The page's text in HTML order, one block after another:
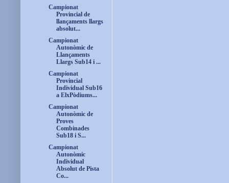
Campionat
Provincial de
llançaments llargs
absolut...
Campionat
Autonòmic de
Llançaments
Llargs Sub14 i ...
Campionat
Provincial
Individual Sub16
a ElxPòdiums...
Campionat
Autonòmic de
Proves
Combinades
Sub18 i S...
Campionat
Autonòmic
Individual
Absolut de Pista
Co...